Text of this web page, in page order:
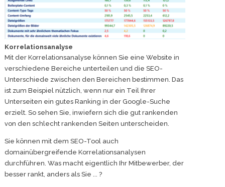
Korrelationsanalyse
Mit der Korrelationsanalyse können Sie eine Website in
verschiedene Bereiche unterteilen und die SEO-
Unterschiede zwischen den Bereichen bestimmen. Das
ist zum Beispiel nützlich, wenn nur ein Teil Ihrer
Unterseiten ein gutes Ranking in der Google-Suche
erzielt. So sehen Sie, inwiefern sich die gut rankenden
von den schlecht rankenden Seiten unterscheiden.
Sie können mit dem SEO-Tool auch
domainübergreifende Korrelationsanalysen
durchführen. Was macht eigentlich Ihr Mitbewerber, der
besser rankt, anders als Sie ... ?